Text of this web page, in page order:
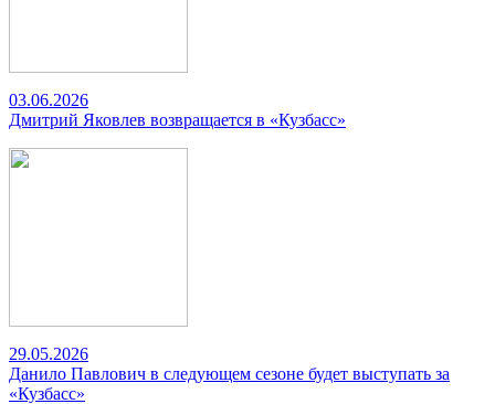
03.06.2026
Дмитрий Яковлев возвращается в «Кузбасс»
29.05.2026
Данило Павлович в следующем сезоне будет выступать за
«Кузбасс»